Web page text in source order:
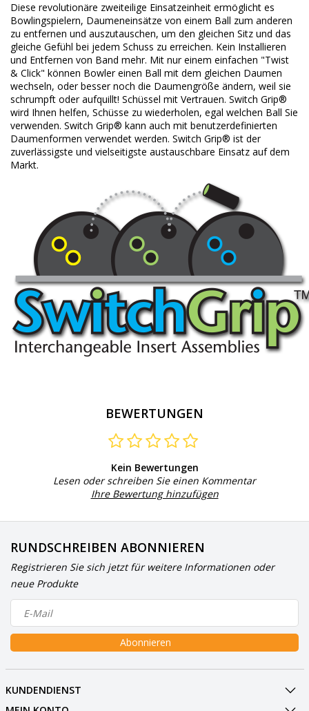
Diese revolutionäre zweiteilige Einsatzeinheit ermöglicht es
Bowlingspielern, Daumeneinsätze von einem Ball zum anderen
zu entfernen und auszutauschen, um den gleichen Sitz und das
gleiche Gefühl bei jedem Schuss zu erreichen. Kein Installieren
und Entfernen von Band mehr. Mit nur einem einfachen "Twist
& Click" können Bowler einen Ball mit dem gleichen Daumen
wechseln, oder besser noch die Daumengröße ändern, weil sie
schrumpft oder aufquillt! Schüssel mit Vertrauen. Switch Grip®
wird Ihnen helfen, Schüsse zu wiederholen, egal welchen Ball Sie
verwenden. Switch Grip® kann auch mit benutzerdefinierten
Daumenformen verwendet werden. Switch Grip® ist der
zuverlässigste und vielseitigste austauschbare Einsatz auf dem
Markt.
BEWERTUNGEN
Kein Bewertungen
Lesen oder schreiben Sie einen Kommentar
Ihre Bewertung hinzufügen
RUNDSCHREIBEN ABONNIEREN
Registrieren Sie sich jetzt für weitere Informationen oder
neue Produkte
Abonnieren
KUNDENDIENST